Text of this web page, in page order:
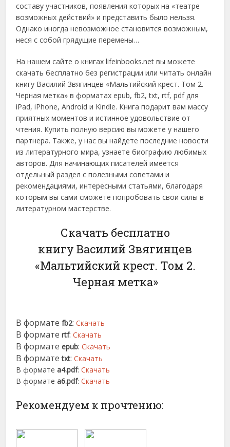
составу участников, появления которых на «театре
возможных действий» и представить было нельзя.
Однако иногда невозможное становится возможным,
неся с собой грядущие перемены…
На нашем сайте о книгах lifeinbooks.net вы можете
скачать бесплатно без регистрации или читать онлайн
книгу Василий Звягинцев «Мальтийский крест. Том 2.
Черная метка» в форматах epub, fb2, txt, rtf, pdf для
iPad, iPhone, Android и Kindle. Книга подарит вам массу
приятных моментов и истинное удовольствие от
чтения. Купить полную версию вы можете у нашего
партнера. Также, у нас вы найдете последние новости
из литературного мира, узнаете биографию любимых
авторов. Для начинающих писателей имеется
отдельный раздел с полезными советами и
рекомендациями, интересными статьями, благодаря
которым вы сами сможете попробовать свои силы в
литературном мастерстве.
Скачать бесплатно
книгу Василий Звягинцев
«Мальтийский крест. Том 2.
Черная метка»
В форматеfb2:Скачать
В форматеrtf:Скачать
В форматеepub:Скачать
В форматеtxt:Скачать
В форматеa4.pdf:Скачать
В форматеa6.pdf:Скачать
Рекомендуем к прочтению: